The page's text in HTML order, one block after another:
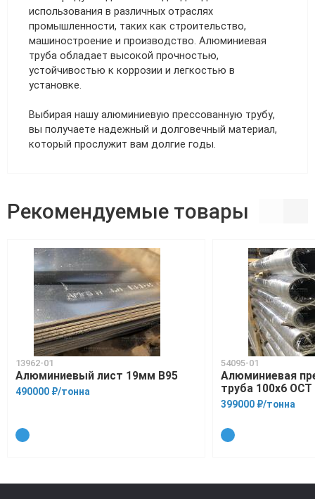
использования в различных отраслях
промышленности, таких как строительство,
машиностроение и производство. Алюминиевая
труба обладает высокой прочностью,
устойчивостью к коррозии и легкостью в
установке.
Выбирая нашу алюминиевую прессованную трубу,
вы получаете надежный и долговечный материал,
который прослужит вам долгие годы.
Рекомендуемые товары
13962-01
Алюминиевый лист 19мм В95
490000 ₽/тонна
54095-01
Алюминиевая
труба 100х6
399000 ₽/тонна